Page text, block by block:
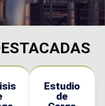
Estudio
de